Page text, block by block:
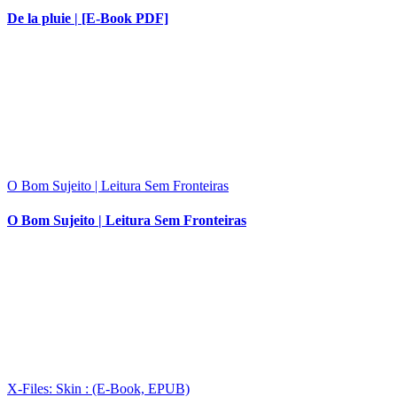
De la pluie | [E-Book PDF]
O Bom Sujeito | Leitura Sem Fronteiras
O Bom Sujeito | Leitura Sem Fronteiras
X-Files: Skin : (E-Book, EPUB)